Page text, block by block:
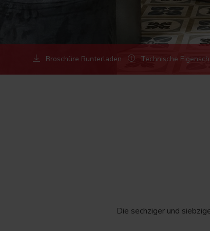
Broschüre Runterladen Technische
Die sechziger und